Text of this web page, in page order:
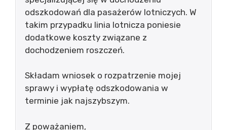
odszkodowań dla pasażerów lotniczych. W
takim przypadku linia lotnicza poniesie
dodatkowe koszty związane z
dochodzeniem roszczeń.
Składam wniosek o rozpatrzenie mojej
sprawy i wypłatę odszkodowania w
terminie jak najszybszym.
Z poważaniem,